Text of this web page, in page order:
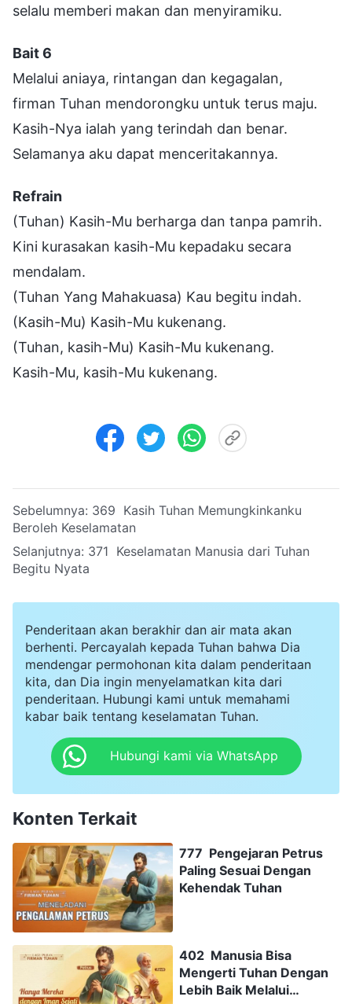
selalu memberi makan dan menyiramiku.
Bait 6
Melalui aniaya, rintangan dan kegagalan,
firman Tuhan mendorongku untuk terus maju.
Kasih-Nya ialah yang terindah dan benar.
Selamanya aku dapat menceritakannya.
Refrain
(Tuhan) Kasih-Mu berharga dan tanpa pamrih.
Kini kurasakan kasih-Mu kepadaku secara
mendalam.
(Tuhan Yang Mahakuasa) Kau begitu indah.
(Kasih-Mu) Kasih-Mu kukenang.
(Tuhan, kasih-Mu) Kasih-Mu kukenang.
Kasih-Mu, kasih-Mu kukenang.
Sebelumnya: 369 Kasih Tuhan Memungkinkanku
Beroleh Keselamatan
Selanjutnya: 371 Keselamatan Manusia dari Tuhan
Begitu Nyata
Penderitaan akan berakhir dan air mata akan
berhenti. Percayalah kepada Tuhan bahwa Dia
mendengar permohonan kita dalam penderitaan
kita, dan Dia ingin menyelamatkan kita dari
penderitaan. Hubungi kami untuk memahami
kabar baik tentang keselamatan Tuhan.
Hubungi kami via WhatsApp
Konten Terkait
777 Pengejaran Petrus
Paling Sesuai Dengan
Kehendak Tuhan
402 Manusia Bisa
Mengerti Tuhan Dengan
Lebih Baik Melalui